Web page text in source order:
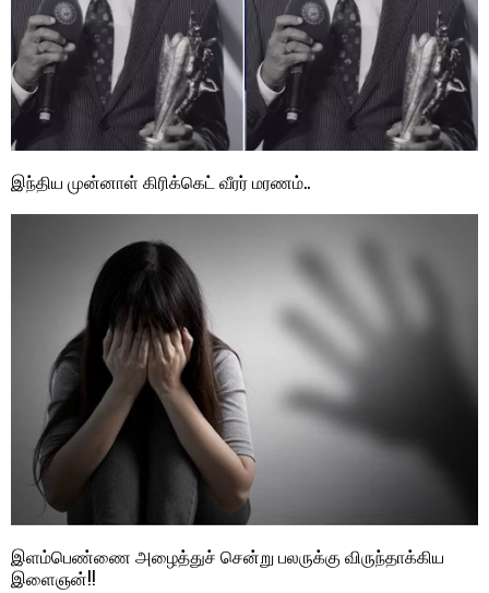
இந்திய முன்னாள் கிரிக்கெட் வீரர் மரணம்..
இளம்பெண்ணை அழைத்துச் சென்று பலருக்கு விருந்தாக்கிய
இளைஞன்!!